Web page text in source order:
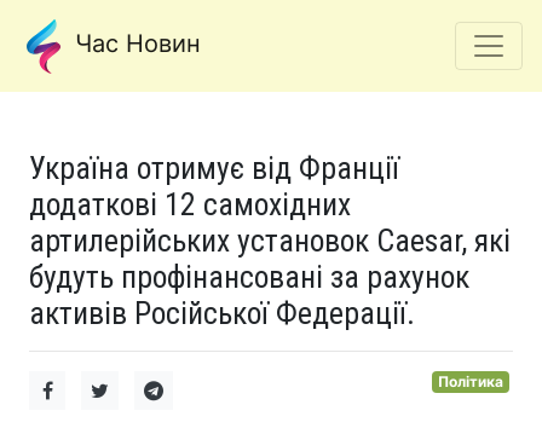
Час Новин
Україна отримує від Франції
додаткові 12 самохідних
артилерійських установок Caesar, які
будуть профінансовані за рахунок
активів Російської Федерації.
Політика